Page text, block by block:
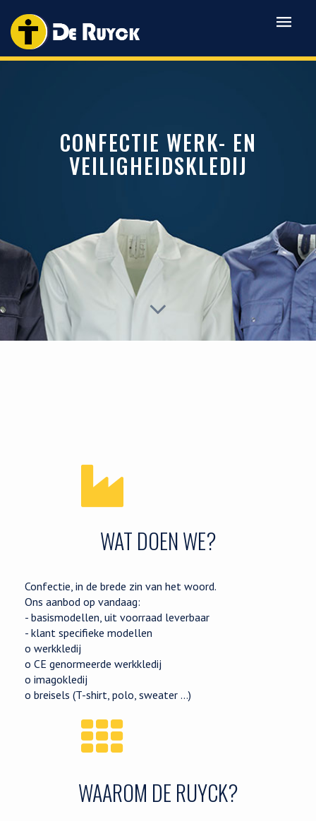
CONFECTIE WERK- EN
VEILIGHEIDSKLEDIJ
WAT DOEN WE?
Confectie, in de brede zin van het woord.
Ons aanbod op vandaag:
- basismodellen, uit voorraad leverbaar
- klant specifieke modellen
o werkkledij
o CE genormeerde werkkledij
o imagokledij
o breisels (T-shirt, polo, sweater …)
WAAROM DE RUYCK?